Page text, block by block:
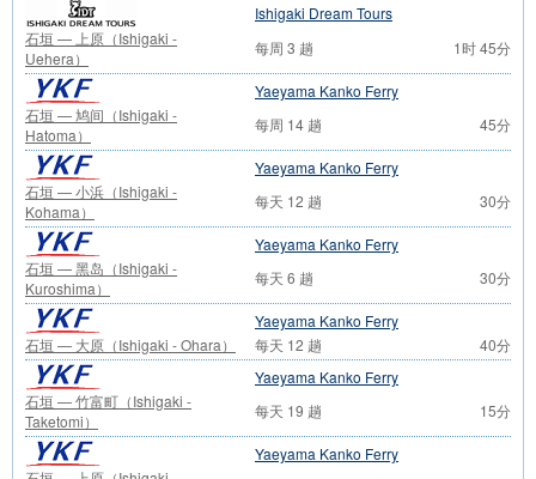
Ishigaki Dream Tours
石垣 — 上原（Ishigaki -
Uehera）
每周 3 趟 1时 45分
Yaeyama Kanko Ferry
石垣 — 鸠间（Ishigaki -
Hatoma）
每周 14 趟 45分
Yaeyama Kanko Ferry
石垣 — 小浜（Ishigaki -
Kohama）
每天 12 趟 30分
Yaeyama Kanko Ferry
石垣 — 黑岛（Ishigaki -
Kuroshima）
每天 6 趟 30分
Yaeyama Kanko Ferry
石垣 — 大原（Ishigaki - Ohara）
每天 12 趟
40分
Yaeyama Kanko Ferry
石垣 — 竹富町（Ishigaki -
Taketomi）
每天 19 趟 15分
Yaeyama Kanko Ferry